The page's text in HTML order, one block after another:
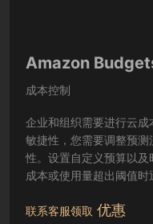
Amazon
成本控制
企业和组织需要进行云
敏捷性，您需要调整预
性。设置自定义预算以
成本或使用量超出阈值时
联系客服领取 优惠